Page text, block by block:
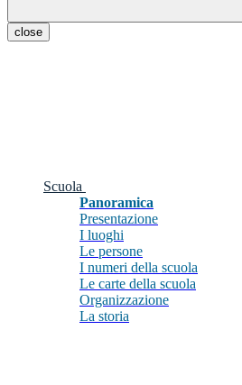
close
Scuola
Panoramica
Presentazione
I luoghi
Le persone
I numeri della scuola
Le carte della scuola
Organizzazione
La storia